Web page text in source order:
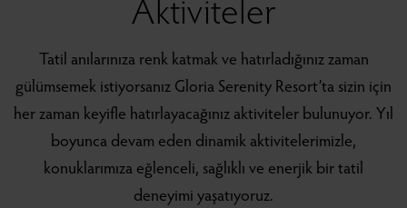
Tatil anılarınıza renk katmak ve hatırladığınız zaman
gülümsemek istiyorsanız Gloria Serenity Resort’ta sizin için
her zaman keyifle hatırlayacağınız aktiviteler bulunuyor. Yıl
boyunca devam eden dinamik aktivitelerimizle,
konuklarımıza eğlenceli, sağlıklı ve enerjik bir tatil
deneyimi yaşatıyoruz.